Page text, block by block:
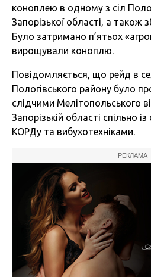
коноплею в одному з сіл
Запорізької області, а також
Було затримано п’ятьох
вирощували коноплю.
Повідомляється, що рейд в
Пологівського району було
слідчими Мелітопольського
Запорізькій області спільно
КОРДу та вибухотехніками.
РЕКЛАМА